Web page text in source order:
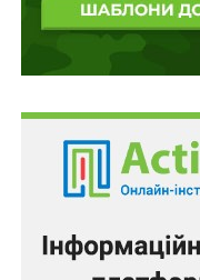
пішов захищати
окремої
танковий снаряд і,
вижити. Проте
ампутувати праву
Проте Сашко не